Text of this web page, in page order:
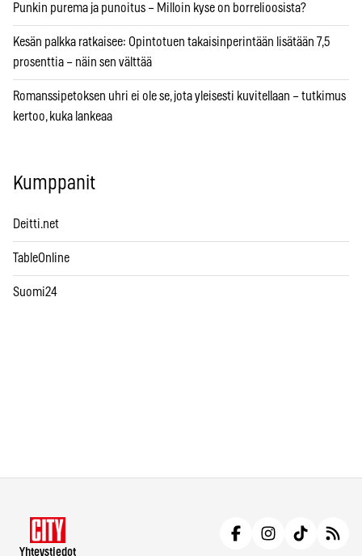
Punkin purema ja punoitus – Milloin kyse on borrelioosista?
Kesän palkka ratkaisee: Opintotuen takaisinperintään lisätään 7,5
prosenttia – näin sen välttää
Romanssipetoksen uhri ei ole se, jota yleisesti kuvitellaan – tutkimus
kertoo, kuka lankeaa
Kumppanit
Deitti.net
TableOnline
Suomi24
Yhteystiedot